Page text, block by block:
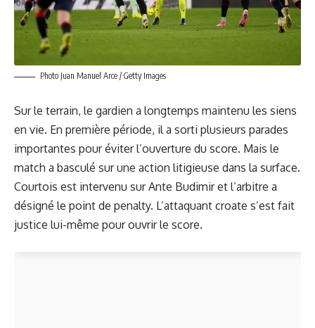
Photo Juan Manuel Arce / Getty Images
Sur le terrain, le gardien a longtemps maintenu les siens
en vie. En première période, il a sorti plusieurs parades
importantes pour éviter l’ouverture du score. Mais le
match a basculé sur une action litigieuse dans la surface.
Courtois est intervenu sur Ante Budimir et l’arbitre a
désigné le point de penalty. L’attaquant croate s’est fait
justice lui-même pour ouvrir le score.